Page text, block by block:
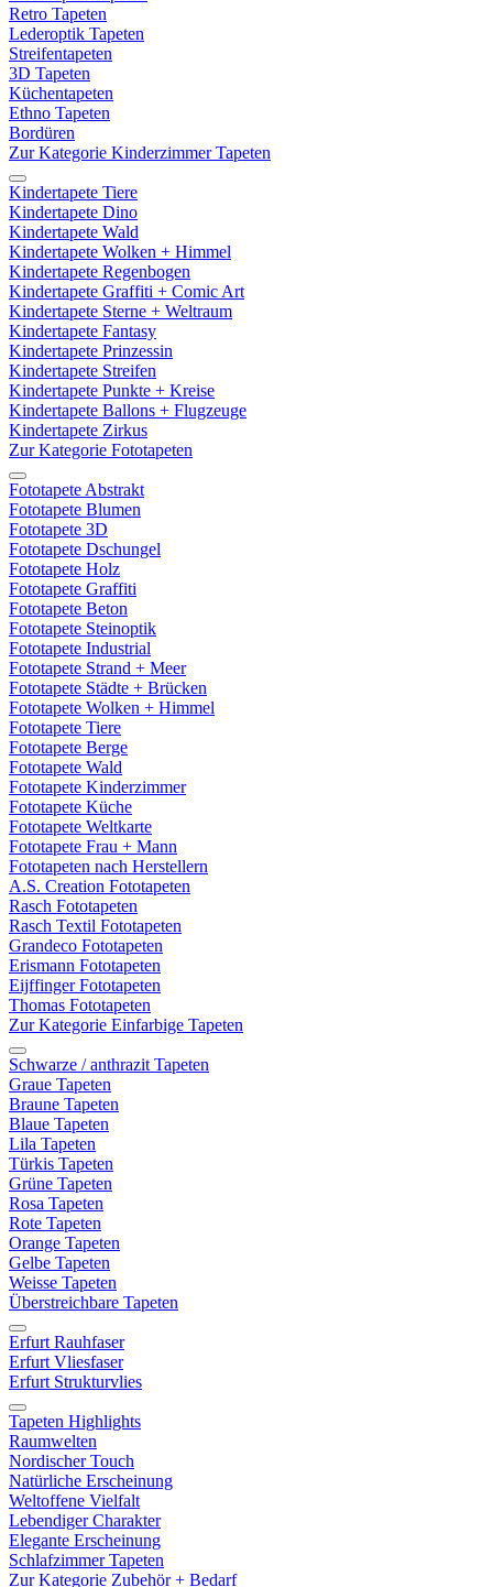
Retro Tapeten
Lederoptik Tapeten
Streifentapeten
3D Tapeten
Küchentapeten
Ethno Tapeten
Bordüren
Zur Kategorie Kinderzimmer Tapeten
Kindertapete Tiere
Kindertapete Dino
Kindertapete Wald
Kindertapete Wolken + Himmel
Kindertapete Regenbogen
Kindertapete Graffiti + Comic Art
Kindertapete Sterne + Weltraum
Kindertapete Fantasy
Kindertapete Prinzessin
Kindertapete Streifen
Kindertapete Punkte + Kreise
Kindertapete Ballons + Flugzeuge
Kindertapete Zirkus
Zur Kategorie Fototapeten
Fototapete Abstrakt
Fototapete Blumen
Fototapete 3D
Fototapete Dschungel
Fototapete Holz
Fototapete Graffiti
Fototapete Beton
Fototapete Steinoptik
Fototapete Industrial
Fototapete Strand + Meer
Fototapete Städte + Brücken
Fototapete Wolken + Himmel
Fototapete Tiere
Fototapete Berge
Fototapete Wald
Fototapete Kinderzimmer
Fototapete Küche
Fototapete Weltkarte
Fototapete Frau + Mann
Fototapeten nach Herstellern
A.S. Creation Fototapeten
Rasch Fototapeten
Rasch Textil Fototapeten
Grandeco Fototapeten
Erismann Fototapeten
Eijffinger Fototapeten
Thomas Fototapeten
Zur Kategorie Einfarbige Tapeten
Schwarze / anthrazit Tapeten
Graue Tapeten
Braune Tapeten
Blaue Tapeten
Lila Tapeten
Türkis Tapeten
Grüne Tapeten
Rosa Tapeten
Rote Tapeten
Orange Tapeten
Gelbe Tapeten
Weisse Tapeten
Überstreichbare Tapeten
Erfurt Rauhfaser
Erfurt Vliesfaser
Erfurt Strukturvlies
Tapeten Highlights
Raumwelten
Nordischer Touch
Natürliche Erscheinung
Weltoffene Vielfalt
Lebendiger Charakter
Elegante Erscheinung
Schlafzimmer Tapeten
Zur Kategorie Zubehör + Bedarf